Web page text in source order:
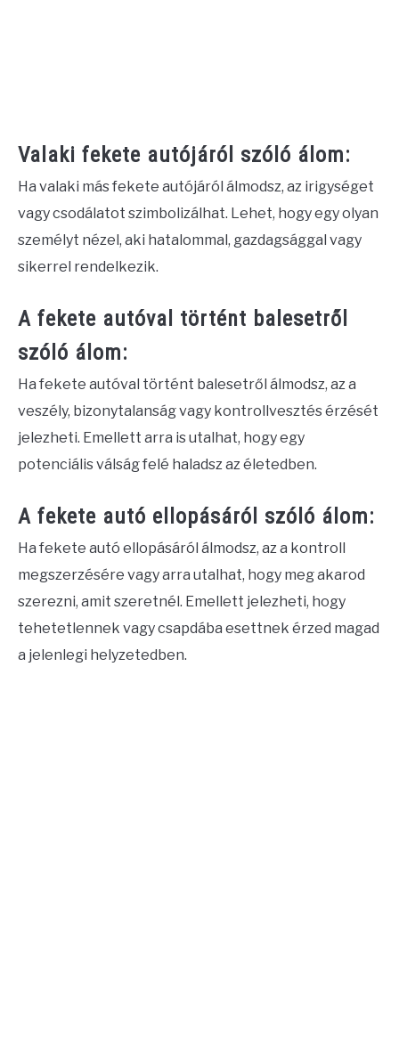
Valaki fekete autójáról szóló álom:
Ha valaki más fekete autójáról álmodsz, az irigységet
vagy csodálatot szimbolizálhat. Lehet, hogy egy olyan
személyt nézel, aki hatalommal, gazdagsággal vagy
sikerrel rendelkezik.
A fekete autóval történt balesetről
szóló álom:
Ha fekete autóval történt balesetről álmodsz, az a
veszély, bizonytalanság vagy kontrollvesztés érzését
jelezheti. Emellett arra is utalhat, hogy egy
potenciális válság felé haladsz az életedben.
A fekete autó ellopásáról szóló álom:
Ha fekete autó ellopásáról álmodsz, az a kontroll
megszerzésére vagy arra utalhat, hogy meg akarod
szerezni, amit szeretnél. Emellett jelezheti, hogy
tehetetlennek vagy csapdába esettnek érzed magad
a jelenlegi helyzetedben.